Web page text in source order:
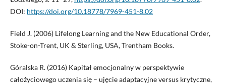
DOI: https://doi.org/10.18778/7969-451-8.02
Field J. (2006) Lifelong Learning and the New Educational Order,
Stoke-on-Trent, UK & Sterling, USA, ­Trentham Books.
Góralska R. (2016) Kapitał emocjonalny w perspektywie
całożyciowego uczenia się – ujęcie adaptacyjne versus krytyczne,